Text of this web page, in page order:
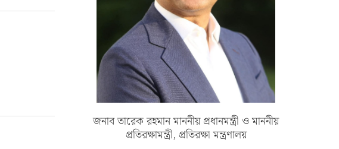
জনাব তারেক রহমান মাননীয় প্রধানমন্ত্রী ও মাননীয়
প্রতিরক্ষামন্ত্রী, প্রতিরক্ষা মন্ত্রণালয়